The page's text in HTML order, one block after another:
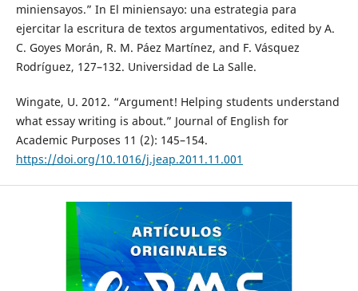
miniensayos.” In El miniensayo: una estrategia para
ejercitar la escritura de textos argumentativos, edited by A.
C. Goyes Morán, R. M. Páez Martínez, and F. Vásquez
Rodríguez, 127–132. Universidad de La Salle.
Wingate, U. 2012. “Argument! Helping students understand
what essay writing is about.” Journal of English for
Academic Purposes 11 (2): 145–154.
https://doi.org/10.1016/j.jeap.2011.11.001